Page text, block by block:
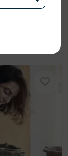
1 год